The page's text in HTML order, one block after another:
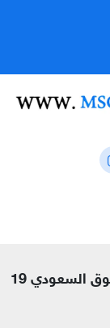
الأسهم الأكثر إرتفاعاً و الأكثر إنخفاضاً للسوق السعودي 19